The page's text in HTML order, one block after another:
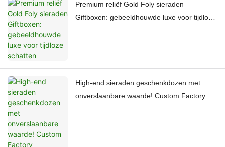
Premium reliëf Gold Foly sieraden
Giftboxen: gebeeldhouwde luxe voor tijdloze
High-end sieraden geschenkdozen met
onverslaanbare waarde! Custom Factory